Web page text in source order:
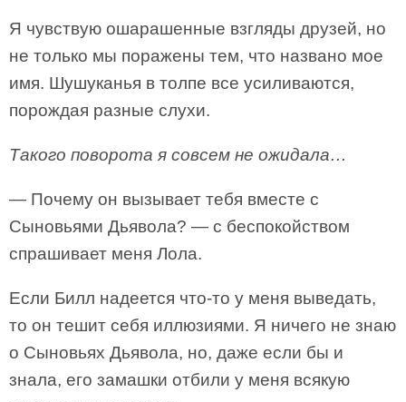
Я чувствую ошарашенные взгляды друзей, но
не только мы поражены тем, что названо мое
имя. Шушуканья в толпе все усиливаются,
порождая разные слухи.
Такого поворота я совсем не ожидала…
— Почему он вызывает тебя вместе с
Сыновьями Дьявола? — с беспокойством
спрашивает меня Лола.
Если Билл надеется что-то у меня выведать,
то он тешит себя иллюзиями. Я ничего не знаю
о Сыновьях Дьявола, но, даже если бы и
знала, его замашки отбили у меня всякую